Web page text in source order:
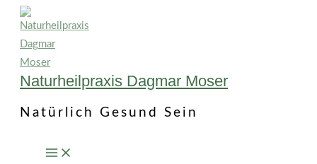
Zum
Inhalt
springen
Naturheilpraxis Dagmar Moser
Natürlich Gesund Sein